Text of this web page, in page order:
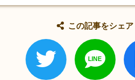
この記事をシェア